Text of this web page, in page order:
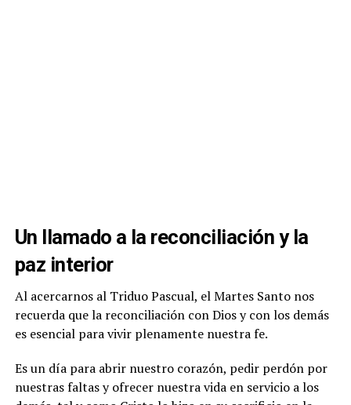
Un llamado a la reconciliación y la
paz interior
Al acercarnos al Triduo Pascual, el Martes Santo nos
recuerda que la reconciliación con Dios y con los demás
es esencial para vivir plenamente nuestra fe.
Es un día para abrir nuestro corazón, pedir perdón por
nuestras faltas y ofrecer nuestra vida en servicio a los